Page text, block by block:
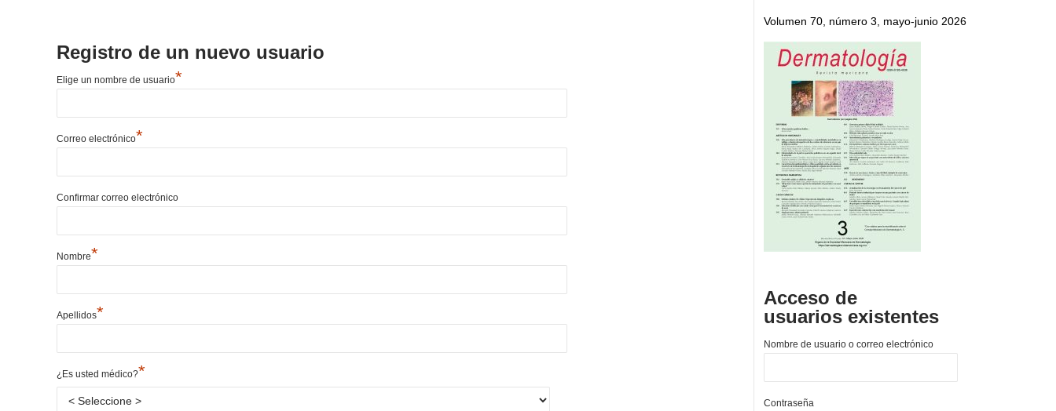
Registro de un nuevo usuario
Elige un nombre de usuario*
Correo electrónico*
Confirmar correo electrónico
Nombre*
Apellidos*
¿Es usted médico?*
Volumen 70, número 3, mayo-junio 2026
Acceso de
usuarios existentes
Nombre de usuario o correo electrónico
Contraseña